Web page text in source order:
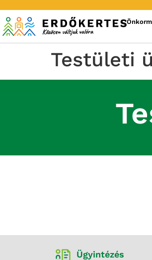
Testületi
Ügyintézés